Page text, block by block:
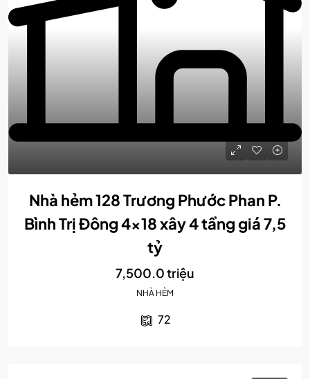
Nhà hẻm 128 Trương Phước Phan P.
Bình Trị Đông 4×18 xây 4 tầng giá 7,5
tỷ
7,500.0 triệu
NHÀ HẺM
72